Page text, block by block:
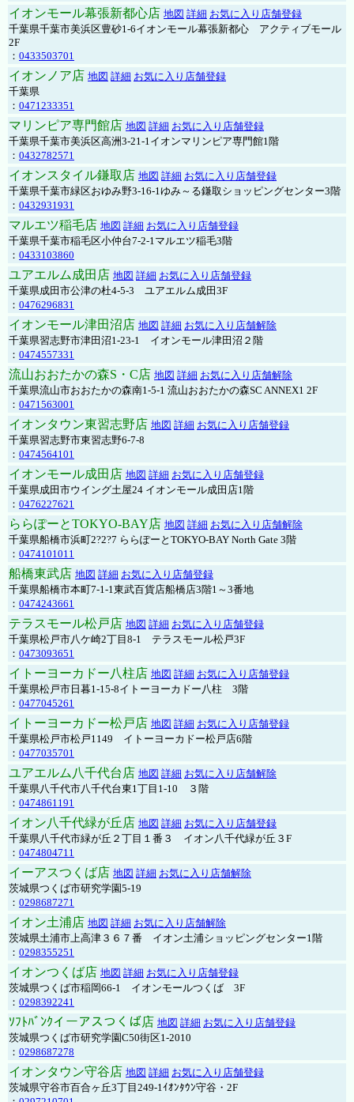
イオンモール幕張新都心店 地図 詳細 お気に入り店舗登録
千葉県千葉市美浜区豊砂1-6イオンモール幕張新都心 アクティブモール
2F
： 0433503701
イオンノア店 地図 詳細 お気に入り店舗登録
千葉県
： 0471233351
マリンピア専門館店 地図 詳細 お気に入り店舗登録
千葉県千葉市美浜区高洲3-21-1イオンマリンピア専門館1階
： 0432782571
イオンスタイル鎌取店 地図 詳細 お気に入り店舗登録
千葉県千葉市緑区おゆみ野3-16-1ゆみ～る鎌取ショッピングセンター3階
： 0432931931
マルエツ稲毛店 地図 詳細 お気に入り店舗登録
千葉県千葉市稲毛区小仲台7-2-1マルエツ稲毛3階
： 0433103860
ユアエルム成田店 地図 詳細 お気に入り店舗登録
千葉県成田市公津の杜4-5-3 ユアエルム成田3F
： 0476296831
イオンモール津田沼店 地図 詳細 お気に入り店舗解除
千葉県習志野市津田沼1-23-1 イオンモール津田沼２階
： 0474557331
流山おおたかの森S・C店 地図 詳細 お気に入り店舗解除
千葉県流山市おおたかの森南1-5-1 流山おおたかの森SC ANNEX1 2F
： 0471563001
イオンタウン東習志野店 地図 詳細 お気に入り店舗登録
千葉県習志野市東習志野6-7-8
： 0474564101
イオンモール成田店 地図 詳細 お気に入り店舗登録
千葉県成田市ウイング土屋24 イオンモール成田店1階
： 0476227621
ららぽーとTOKYO-BAY店 地図 詳細 お気に入り店舗解除
千葉県船橋市浜町2?2?7 ららぽーとTOKYO-BAY North Gate 3階
： 0474101011
船橋東武店 地図 詳細 お気に入り店舗登録
千葉県船橋市本町7-1-1東武百貨店船橋店3階1～3番地
： 0474243661
テラスモール松戸店 地図 詳細 お気に入り店舗登録
千葉県松戸市八ケ崎2丁目8-1 テラスモール松戸3F
： 0473093651
イトーヨーカドー八柱店 地図 詳細 お気に入り店舗登録
千葉県松戸市日暮1-15-8イトーヨーカドー八柱 3階
： 0477045261
イトーヨーカドー松戸店 地図 詳細 お気に入り店舗登録
千葉県松戸市松戸1149 イトーヨーカドー松戸店6階
： 0477035701
ユアエルム八千代台店 地図 詳細 お気に入り店舗解除
千葉県八千代市八千代台東1丁目1-10 ３階
： 0474861191
イオン八千代緑が丘店 地図 詳細 お気に入り店舗登録
千葉県八千代市緑が丘２丁目１番３ イオン八千代緑が丘３F
： 0474804711
イーアスつくば店 地図 詳細 お気に入り店舗解除
茨城県つくば市研究学園5-19
： 0298687271
イオン土浦店 地図 詳細 お気に入り店舗解除
茨城県土浦市上高津３６７番 イオン土浦ショッピングセンター1階
： 0298355251
イオンつくば店 地図 詳細 お気に入り店舗登録
茨城県つくば市稲岡66-1 イオンモールつくば 3F
： 0298392241
ｿﾌﾄﾊﾞﾝｸイーアスつくば店 地図 詳細 お気に入り店舗登録
茨城県つくば市研究学園C50街区1-2010
： 0298687278
イオンタウン守谷店 地図 詳細 お気に入り店舗登録
茨城県守谷市百合ヶ丘3丁目249-1ｲｵﾝﾀｳﾝ守谷・2F